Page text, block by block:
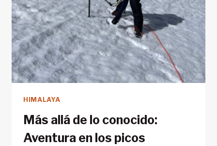
HIMALAYA
Más allá de lo conocido:
Aventura en los picos